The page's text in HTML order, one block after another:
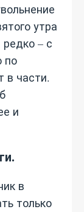
утра
– с
по
в части.
и
в
только